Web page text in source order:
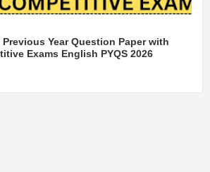
Previous Year Question Paper with
Exams English PYQS 2026